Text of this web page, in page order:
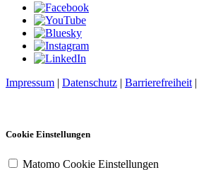
Impressum | Datenschutz | Barrierefreiheit |
Cookie Einstellungen
Matomo Cookie Einstellungen